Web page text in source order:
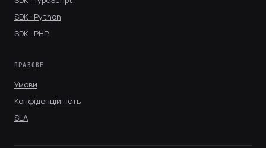
SDK · Python
SDK · PHP
ПРАВОВЕ
Умови
Конфіденційність
SLA